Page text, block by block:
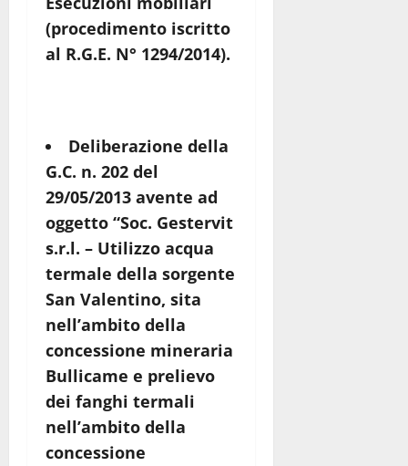
(procedimento iscritto
al R.G.E. N° 1294/2014).
Deliberazione della
G.C. n. 202 del
29/05/2013 avente ad
oggetto “Soc. Gestervit
s.r.l. – Utilizzo acqua
termale della sorgente
San Valentino, sita
nell’ambito della
concessione mineraria
Bullicame e prelievo
dei fanghi termali
nell’ambito della
concessione